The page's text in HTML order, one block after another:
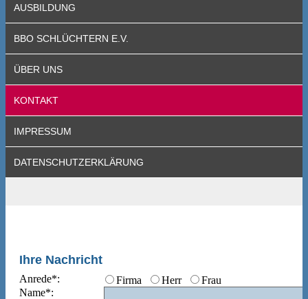
AUSBILDUNG
BBO SCHLÜCHTERN E.V.
ÜBER UNS
KONTAKT
IMPRESSUM
DATENSCHUTZERKLÄRUNG
Ihre Nachricht
Anrede*: Firma Herr
Frau
Name*: